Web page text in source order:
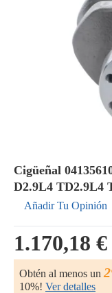
Cigüeñal
D2.9L4 TD2.9L4
Añadir Tu Opinión
1.170,18 €
Obtén al menos un
10%! Ver detalles